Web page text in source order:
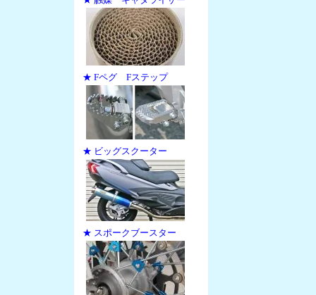
★ Fペグ Fステップ
★ ビッグスクーター
★ スポークブースター